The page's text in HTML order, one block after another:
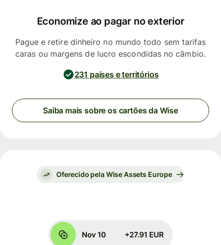
Economize ao pagar no exterior
Pague e retire dinheiro no mundo todo sem tarifas
caras ou margens de lucro escondidas no câmbio.
231 países e territórios
Saiba mais sobre os cartões da Wise
Oferecido pela Wise Assets Europe